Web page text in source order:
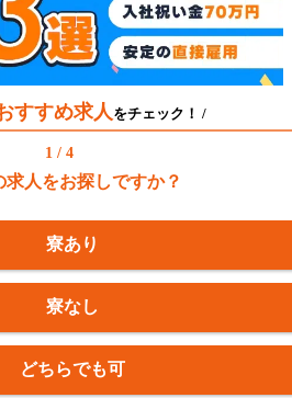
すすめ求人をチェック！ /
1 / 4
求人をお探しですか？
寮あり
寮なし
どちらでも可